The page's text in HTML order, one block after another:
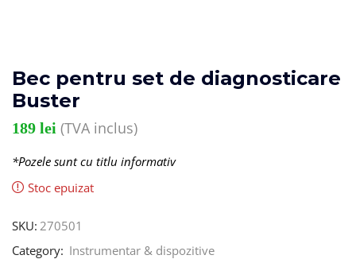
Bec pentru set de diagnosticare
Buster
189 lei (TVA inclus)
*Pozele sunt cu titlu informativ
Stoc epuizat
SKU: 270501
Category: Instrumentar & dispozitive